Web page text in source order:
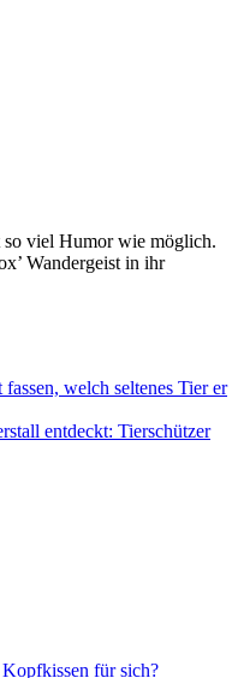
so viel Humor wie möglich.
Wandergeist in ihr
welch seltenes Tier er
entdeckt: Tierschützer
für sich?